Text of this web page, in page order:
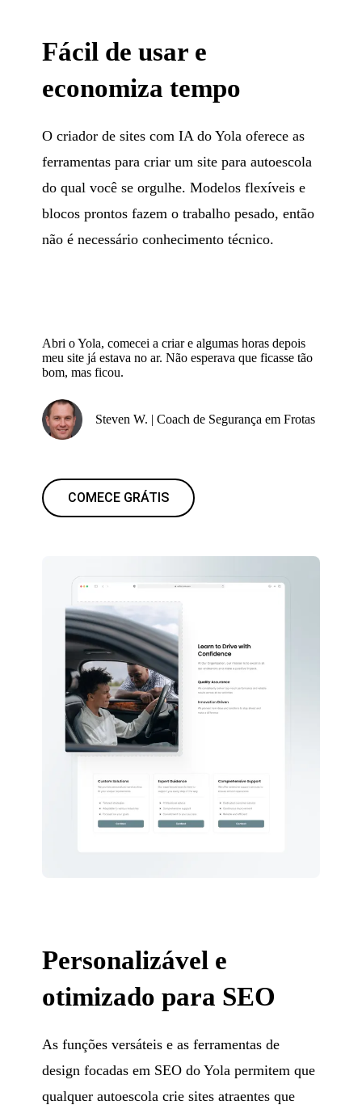
Fácil de usar e
economiza tempo
O criador de sites com IA do Yola oferece as
ferramentas para criar um site para autoescola
do qual você se orgulhe. Modelos flexíveis e
blocos prontos fazem o trabalho pesado, então
não é necessário conhecimento técnico.
Abri o Yola, comecei a criar e algumas horas depois
meu site já estava no ar. Não esperava que ficasse tão
bom, mas ficou.
Steven W. | Coach de Segurança em Frotas
COMECE GRÁTIS
Personalizável e
otimizado para SEO
As funções versáteis e as ferramentas de
design focadas em SEO do Yola permitem que
qualquer autoescola crie sites atraentes que